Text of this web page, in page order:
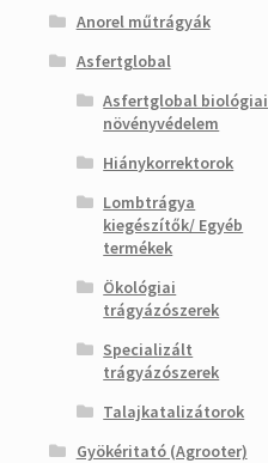
Anorel műtrágyák
Asfertglobal
Asfertglobal biológiai
növényvédelem
Hiánykorrektorok
Lombtrágya
kiegészítők/ Egyéb
termékek
Ökológiai
trágyázószerek
Specializált
trágyázószerek
Talajkatalizátorok
Gyökéritató (Agrooter)